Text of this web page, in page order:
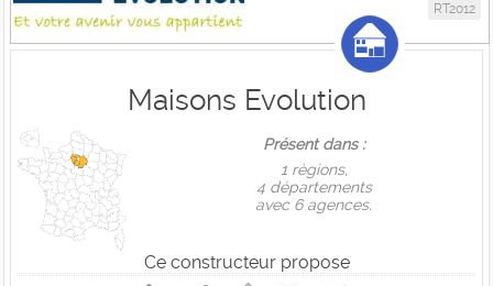
RT2012
Maisons Evolution
Présent dans :
1 règions,
4 départements
avec 6 agences.
Ce constructeur propose